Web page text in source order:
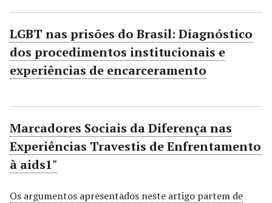
LGBT nas prisões do Brasil: Diagnóstico
dos procedimentos institucionais e
experiências de encarceramento
Marcadores Sociais da Diferença nas
Experiências Travestis de Enfrentamento
à aids1"
Os argumentos apresentados neste artigo partem de